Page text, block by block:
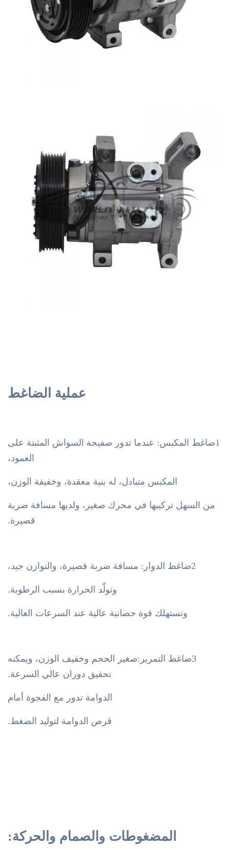
عملية الضاغط
1ضاغط المكبس: عندما تدور صفيحة السواش المثبتة على
العمود،
المكبس متبادل، له بنية معقدة، وخفيفة الوزن،
من السهل تركيبها في محرك صغير، ولديها مسافة ضربة
قصيرة.
2ضاغط الدوار: مسافة ضربة قصيرة، والتوازن جيد،
وتولّد الحرارة بسبب الرطوبة.
وتستهلك قوة حصانية عالية عند السرعات العالية.
3ضاغط التمرير:صغير الحجم وخفيف الوزن، ويمكنه
تحقيق دوران عالي السرعة.
الدوامة تدور مع الفجوة أمام
قرص الدوامة لتوليد الضغط.
المضغوطات والصمام والحركة: